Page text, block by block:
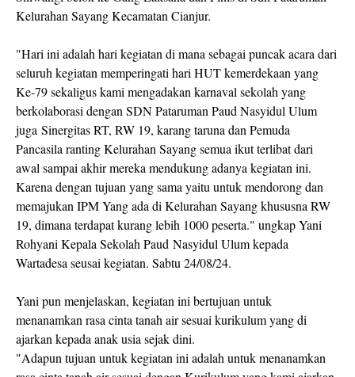
Kelurahan Sayang Kecamatan Cianjur.
"Hari ini adalah hari kegiatan di mana sebagai puncak acara dari
seluruh kegiatan memperingati hari HUT kemerdekaan yang
Ke-79 sekaligus kami mengadakan karnaval sekolah yang
berkolaborasi dengan SDN Pataruman Paud Nasyidul Ulum
juga Sinergitas RT, RW 19, karang taruna dan Pemuda
Pancasila ranting Kelurahan Sayang semua ikut terlibat dari
awal sampai akhir mereka mendukung adanya kegiatan ini.
Karena dengan tujuan yang sama yaitu untuk mendorong dan
memajukan IPM Yang ada di Kelurahan Sayang khususna RW
19, dimana terdapat kurang lebih 1000 peserta." ungkap Yani
Rohyani Kepala Sekolah Paud Nasyidul Ulum kepada
Wartadesa seusai kegiatan. Sabtu 24/08/24.
Yani pun menjelaskan, kegiatan ini bertujuan untuk
menanamkan rasa cinta tanah air sesuai kurikulum yang di
ajarkan kepada anak usia sejak dini.
"Adapun tujuan untuk kegiatan ini adalah untuk menanamkan